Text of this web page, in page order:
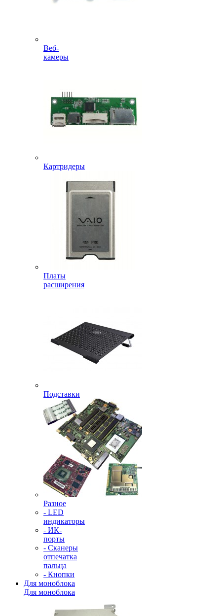
Веб-
камеры
Картридеры
Платы
расширения
Подставки
Разное
- LED
индикаторы
- ИК-
порты
- Сканеры
отпечатка
пальца
- Кнопки
Для моноблока
Для моноблока